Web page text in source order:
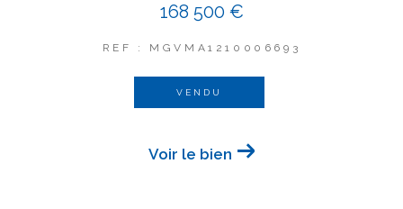
168 500 €
REF : MGVMA1210006693
VENDU
Voir le bien